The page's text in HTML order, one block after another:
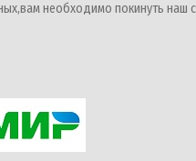
необходимо покинуть наш